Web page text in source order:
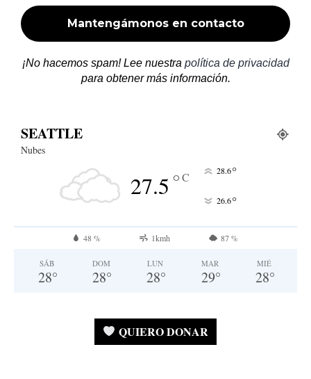
¡No hacemos spam! Lee nuestra política de privacidad
para obtener más información.
SEATTLE
Nubes
27.5°C 28.6°
26.6°
48 % 1kmh 87 %
SÁB
28°
DOM
28°
LUN
28°
MAR
29°
MIÉ
28°
QUIERO DONAR